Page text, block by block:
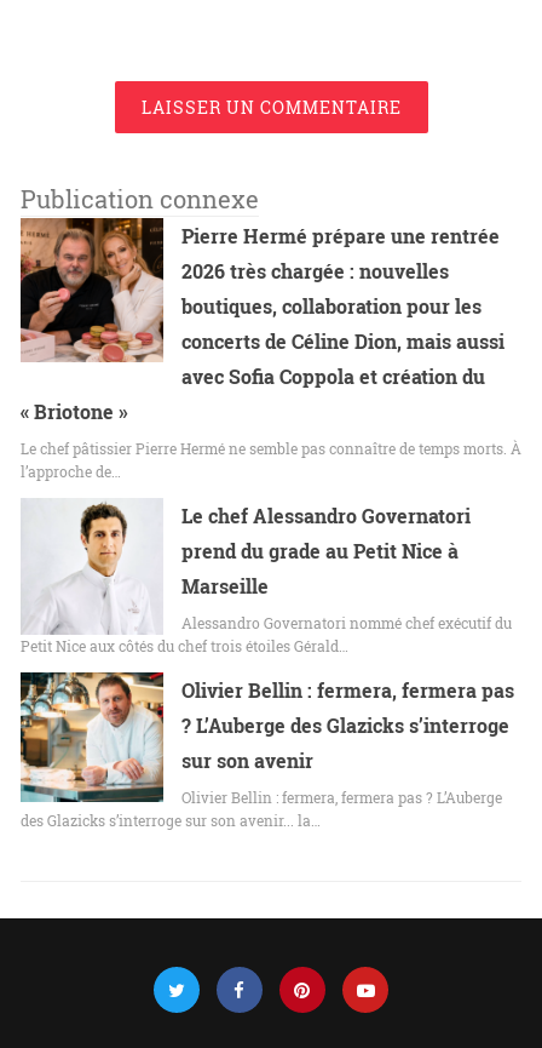
LAISSER UN COMMENTAIRE
Publication connexe
Pierre Hermé prépare une rentrée
2026 très chargée : nouvelles
boutiques, collaboration pour les
concerts de Céline Dion, mais aussi
avec Sofia Coppola et création du
« Briotone »
Le chef pâtissier Pierre Hermé ne semble pas connaître de temps morts. À
l’approche de…
Le chef Alessandro Governatori
prend du grade au Petit Nice à
Marseille
Alessandro Governatori nommé chef exécutif du
Petit Nice aux côtés du chef trois étoiles Gérald…
Olivier Bellin : fermera, fermera pas
? L’Auberge des Glazicks s’interroge
sur son avenir
Olivier Bellin : fermera, fermera pas ? L’Auberge
des Glazicks s’interroge sur son avenir... la…